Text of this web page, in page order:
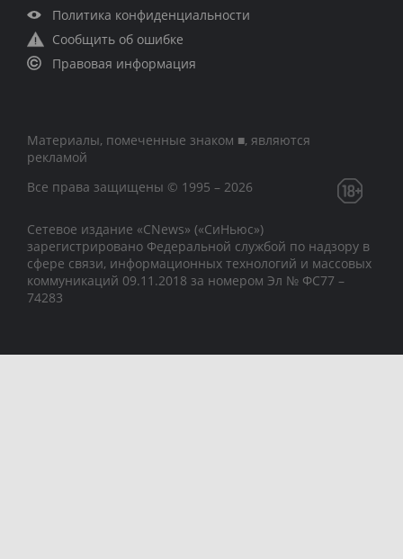
Политика конфиденциальности
Сообщить об ошибке
Правовая информация
Материалы, помеченные знаком ■, являются
рекламой
Все права защищены © 1995 – 2026
Сетевое издание «CNews» («СиНьюс»)
зарегистрировано Федеральной службой по надзору в
сфере связи, информационных технологий и массовых
коммуникаций 09.11.2018 за номером Эл № ФС77 –
74283